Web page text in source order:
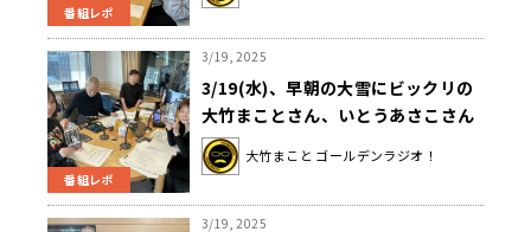
番組レポ
番組レポ
3/19, 2025
3/19(水)、早朝の大雪にビックリの
大竹まことさん、いとうあさこさん
は雪対策の靴を履いてきたけれど…
大竹まこと ゴールデンラジオ！
3/19, 2025